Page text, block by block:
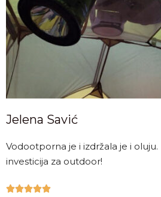
Jelena Savić
Vodootporna je i izdržala je i oluju.
investicija za outdoor!
